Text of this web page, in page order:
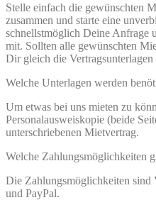
Stelle einfach die gewünschten
zusammen und starte eine
schnellstmöglich Deine Anfrage
mit. Sollten alle gewünschten
Dir gleich die
Welche Unterlagen werden
Um etwas bei uns mieten zu
Personalausweiskopie (beide
unterschriebenen Mietvertrag.
Welche Zahlungsmöglichkeiten
Die Zahlungsmöglichkeiten sind
und PayPal.